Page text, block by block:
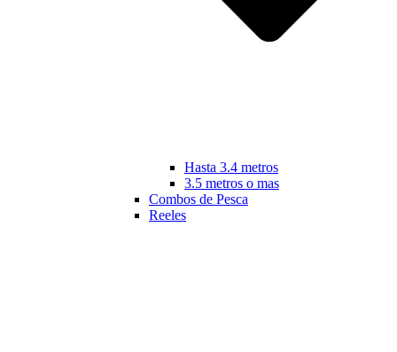
Hasta 3.4 metros
3.5 metros o mas
Combos de Pesca
Reeles